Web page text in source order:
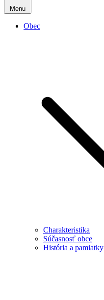
Menu
Obec
Charakteristika
Súčasnosť obce
História a pamiatky